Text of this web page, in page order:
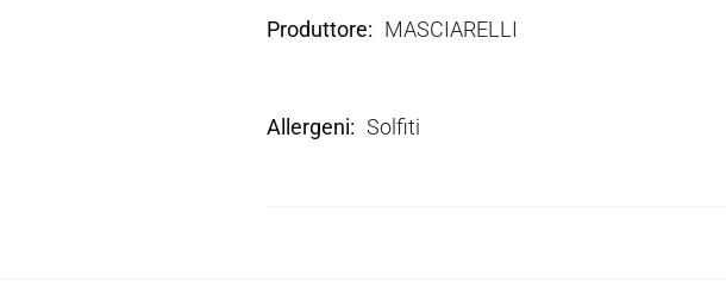
Produttore MASCIARELLI
Allergeni Solfiti